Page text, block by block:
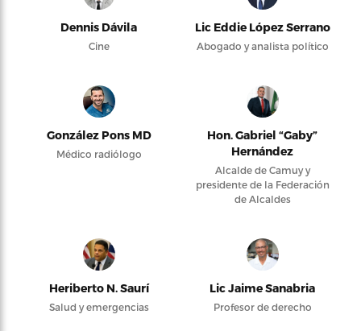
Dennis Dávila
Cine
Lic Eddie López Serrano
Abogado y analista político
González Pons MD
Médico radiólogo
Hon. Gabriel “Gaby”
Hernández
Alcalde de Camuy y
presidente de la Federación
de Alcaldes
Heriberto N. Saurí
Salud y emergencias
Lic Jaime Sanabria
Profesor de derecho